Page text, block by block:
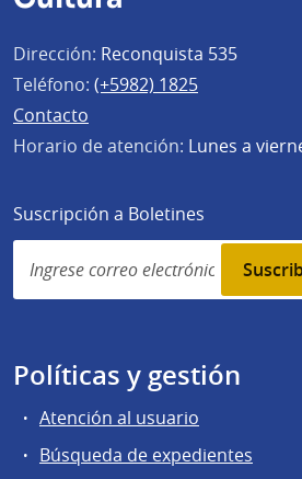
Dirección: Reconquista 535
Teléfono: (+5982) 1825
Contacto
Horario de atención: Lunes a
Suscripción a Boletines
Simplenews
subscription
Políticas y gestión
Atención al usuario
Búsqueda de expedientes